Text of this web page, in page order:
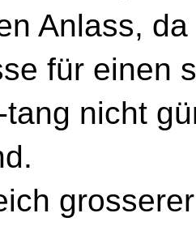
Anlass,
für einen
tang nicht